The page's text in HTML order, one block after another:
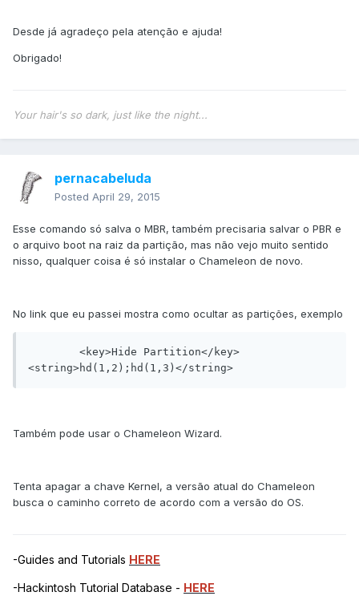
Desde já agradeço pela atenção e ajuda!
Obrigado!
Your hair's so dark, just like the night...
pernacabeluda
Posted April 29, 2015
Esse comando só salva o MBR, também precisaria salvar o PBR e
o arquivo boot na raiz da partição, mas não vejo muito sentido
nisso, qualquer coisa é só instalar o Chameleon de novo.
No link que eu passei mostra como ocultar as partições, exemplo
<string>hd(1,2);hd(1,3)</string>
Também pode usar o Chameleon Wizard.
Tenta apagar a chave Kernel, a versão atual do Chameleon
busca o caminho correto de acordo com a versão do OS.
-Guides and Tutorials HERE
-Hackintosh Tutorial Database - HERE